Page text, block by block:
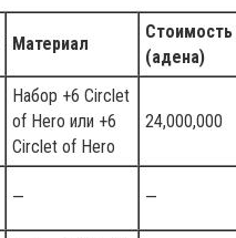
Материал
Стоимость
(адена)
Набор +6 Circlet
of Hero или +6
Circlet of Hero
24,000,000
— —